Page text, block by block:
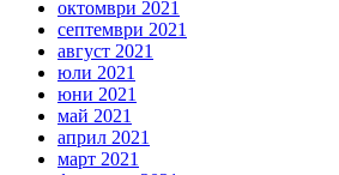
октомври 2021
септември 2021
август 2021
юли 2021
юни 2021
май 2021
април 2021
март 2021